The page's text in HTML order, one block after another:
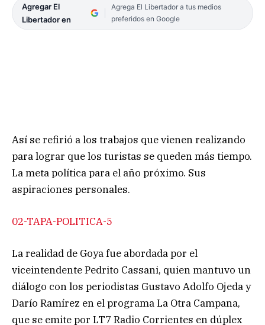
Agregar El
Libertador en
Agrega El Libertador a tus medios
preferidos en Google
Así se refirió a los trabajos que vienen realizando
para lograr que los turistas se queden más tiempo.
La meta política para el año próximo. Sus
aspiraciones personales.
02-TAPA-POLITICA-5
La realidad de Goya fue abordada por el
viceintendente Pedrito Cassani, quien mantuvo un
diálogo con los periodistas Gustavo Adolfo Ojeda y
Darío Ramírez en el programa La Otra Campana,
que se emite por LT7 Radio Corrientes en dúplex